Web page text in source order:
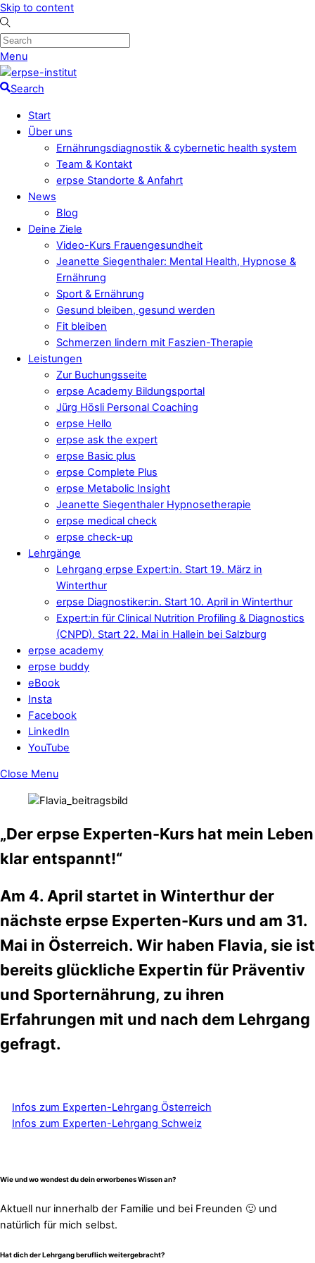
Skip to content
Menu
Search
Start
Über uns
Ernährungsdiagnostik & cybernetic health system
Team & Kontakt
erpse Standorte & Anfahrt
News
Blog
Deine Ziele
Video-Kurs Frauengesundheit
Jeanette Siegenthaler: Mental Health, Hypnose &
Ernährung
Sport & Ernährung
Gesund bleiben, gesund werden
Fit bleiben
Schmerzen lindern mit Faszien-Therapie
Leistungen
Zur Buchungsseite
erpse Academy Bildungsportal
Jürg Hösli Personal Coaching
erpse Hello
erpse ask the expert
erpse Basic plus
erpse Complete Plus
erpse Metabolic Insight
Jeanette Siegenthaler Hypnosetherapie
erpse medical check
erpse check-up
Lehrgänge
Lehrgang erpse Expert:in. Start 19. März in
Winterthur
erpse Diagnostiker:in. Start 10. April in Winterthur
Expert:in für Clinical Nutrition Profiling & Diagnostics
(CNPD). Start 22. Mai in Hallein bei Salzburg
erpse academy
erpse buddy
eBook
Insta
Facebook
LinkedIn
YouTube
Close Menu
„Der erpse Experten-Kurs hat mein Leben
klar entspannt!“
Am 4. April startet in Winterthur der
nächste erpse Experten-Kurs und am 31.
Mai in Österreich. Wir haben Flavia, sie ist
bereits glückliche Expertin für Präventiv
und Sporternährung, zu ihren
Erfahrungen mit und nach dem Lehrgang
gefragt.
Infos zum Experten-Lehrgang Österreich
Infos zum Experten-Lehrgang Schweiz
Wie und wo wendest du dein erworbenes Wissen an?
Aktuell nur innerhalb der Familie und bei Freunden 🙂 und
natürlich für mich selbst.
Hat dich der Lehrgang beruflich weitergebracht?